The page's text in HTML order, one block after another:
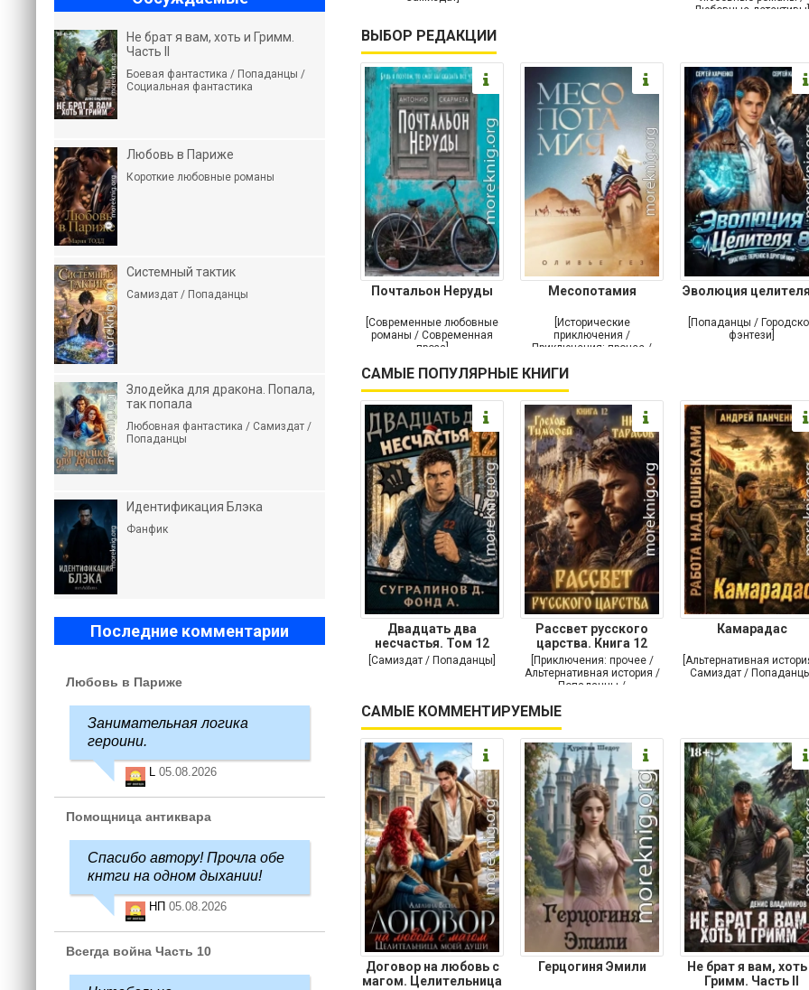
Любовные детективы]
ВЫБОР РЕДАКЦИИ
Почтальон Неруды
[Современные любовные
романы / Современная
проза]
Месопотамия
[Исторические
приключения /
Приключения: прочее /
Историческая проза]
Эволюция
[Попаданцы /
фэнтези]
САМЫЕ ПОПУЛЯРНЫЕ КНИГИ
Двадцать два
несчастья. Том 12
[Самиздат / Попаданцы]
Рассвет русского
царства. Книга 12
[Приключения: прочее /
Альтернативная история /
Попаданцы /
приключения]
Камарадас
[Альтернативная
Самиздат /
САМЫЕ КОММЕНТИРУЕМЫЕ
Договор на любовь с
магом. Целительница
Герцогиня Эмили
Не брат я вам, хоть
Гримм. Часть II
Не брат я вам, хоть и Гримм.
Часть II
Боевая фантастика / Попаданцы /
Социальная фантастика
Любовь в Париже
Короткие любовные романы
Системный тактик
Самиздат / Попаданцы
Злодейка для дракона. Попала,
так попала
Любовная фантастика / Самиздат /
Попаданцы
Идентификация Блэка
Фанфик
Последние комментарии
Любовь в Париже
Занимательная логика
героини.
L 05.08.2026
Помощница антиквара
Спасибо автору! Прочла обе
кнтги на одном дыхании!
НП 05.08.2026
Всегда война Часть 10